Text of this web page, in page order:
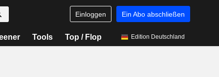
Einloggen Ein Abo abschließen
Tools Top / Flop Edition Deutschland